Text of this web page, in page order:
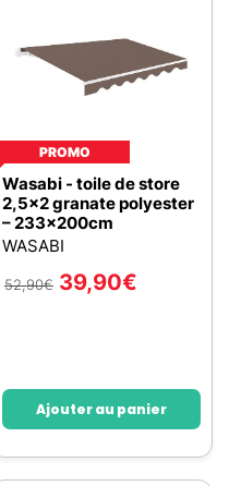
PROMO
Wasabi - toile de store
2,5x2 granate polyester
– 233x200cm
WASABI
52,90€ 39,90€
Ajouter au panier